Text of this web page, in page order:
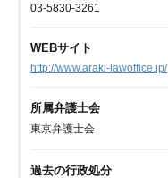
03-5830-3261
WEBサイト
http://www.araki-lawoffice.jp/
所属弁護士会
東京弁護士会
過去の行政処分